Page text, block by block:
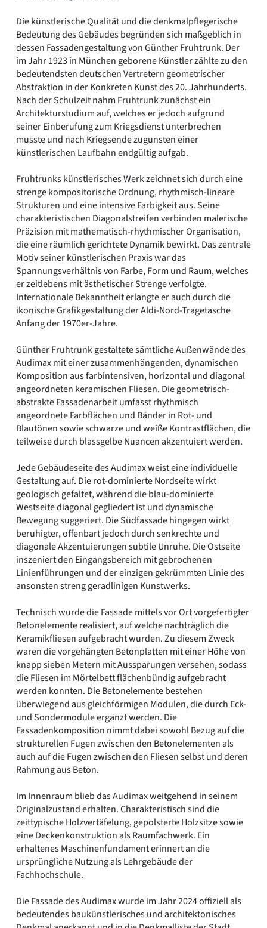
Die künstlerische Qualität und die denkmalpflegerische
Bedeutung des Gebäudes begründen sich maßgeblich in
dessen Fassadengestaltung von Günther Fruhtrunk. Der
im Jahr 1923 in München geborene Künstler zählte zu den
bedeutendsten deutschen Vertretern geometrischer
Abstraktion in der Konkreten Kunst des 20. Jahrhunderts.
Nach der Schulzeit nahm Fruhtrunk zunächst ein
Architekturstudium auf, welches er jedoch aufgrund
seiner Einberufung zum Kriegsdienst unterbrechen
musste und nach Kriegsende zugunsten einer
künstlerischen Laufbahn endgültig aufgab.
Fruhtrunks künstlerisches Werk zeichnet sich durch eine
strenge kompositorische Ordnung, rhythmisch-lineare
Strukturen und eine intensive Farbigkeit aus. Seine
charakteristischen Diagonalstreifen verbinden malerische
Präzision mit mathematisch-rhythmischer Organisation,
die eine räumlich gerichtete Dynamik bewirkt. Das zentrale
Motiv seiner künstlerischen Praxis war das
Spannungsverhältnis von Farbe, Form und Raum, welches
er zeitlebens mit ästhetischer Strenge verfolgte.
Internationale Bekanntheit erlangte er auch durch die
ikonische Grafikgestaltung der Aldi-Nord-Tragetasche
Anfang der 1970er-Jahre.
Günther Fruhtrunk gestaltete sämtliche Außenwände des
Audimax mit einer zusammenhängenden, dynamischen
Komposition aus farbintensiven, horizontal und diagonal
angeordneten keramischen Fliesen. Die geometrisch-
abstrakte Fassadenarbeit umfasst rhythmisch
angeordnete Farbflächen und Bänder in Rot- und
Blautönen sowie schwarze und weiße Kontrastflächen, die
teilweise durch blassgelbe Nuancen akzentuiert werden.
Jede Gebäudeseite des Audimax weist eine individuelle
Gestaltung auf. Die rot-dominierte Nordseite wirkt
geologisch gefaltet, während die blau-dominierte
Westseite diagonal gegliedert ist und dynamische
Bewegung suggeriert. Die Südfassade hingegen wirkt
beruhigter, offenbart jedoch durch senkrechte und
diagonale Akzentuierungen subtile Unruhe. Die Ostseite
inszeniert den Eingangsbereich mit gebrochenen
Linienführungen und der einzigen gekrümmten Linie des
ansonsten streng geradlinigen Kunstwerks.
Technisch wurde die Fassade mittels vor Ort vorgefertigter
Betonelemente realisiert, auf welche nachträglich die
Keramikfliesen aufgebracht wurden. Zu diesem Zweck
waren die vorgehängten Betonplatten mit einer Höhe von
knapp sieben Metern mit Aussparungen versehen, sodass
die Fliesen im Mörtelbett flächenbündig aufgebracht
werden konnten. Die Betonelemente bestehen
überwiegend aus gleichförmigen Modulen, die durch Eck-
und Sondermodule ergänzt werden. Die
Fassadenkomposition nimmt dabei sowohl Bezug auf die
strukturellen Fugen zwischen den Betonelementen als
auch auf die Fugen zwischen den Fliesen selbst und deren
Rahmung aus Beton.
Im Innenraum blieb das Audimax weitgehend in seinem
Originalzustand erhalten. Charakteristisch sind die
zeittypische Holzvertäfelung, gepolsterte Holzsitze sowie
eine Deckenkonstruktion als Raumfachwerk. Ein
erhaltenes Maschinenfundament erinnert an die
ursprüngliche Nutzung als Lehrgebäude der
Fachhochschule.
Die Fassade des Audimax wurde im Jahr 2024 offiziell als
bedeutendes baukünstlerisches und architektonisches